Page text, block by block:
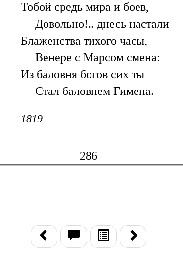
Тобой средь мира и боев,
Довольно!.. днесь настали
Блаженства тихого часы,
Венере с Марсом смена:
Из баловня богов сих ты
Стал баловнем Гимена.
1819
286